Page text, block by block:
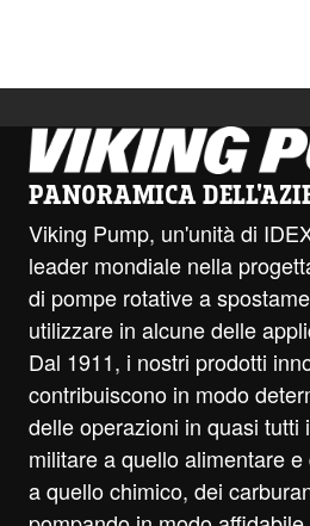
PANORAMICA
Viking Pump, un'unità di
leader mondiale nella
di pompe rotative a
utilizzare in alcune delle
Dal 1911, i nostri prodotti
contribuiscono in modo
delle operazioni in quasi tutti
militare a quello alimentare
a quello chimico, dei